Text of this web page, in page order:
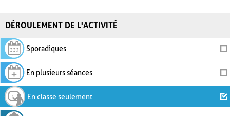
DÉROULEMENT DE L'ACTIVITÉ
Sporadiques
En plusieurs séances
En classe seulement